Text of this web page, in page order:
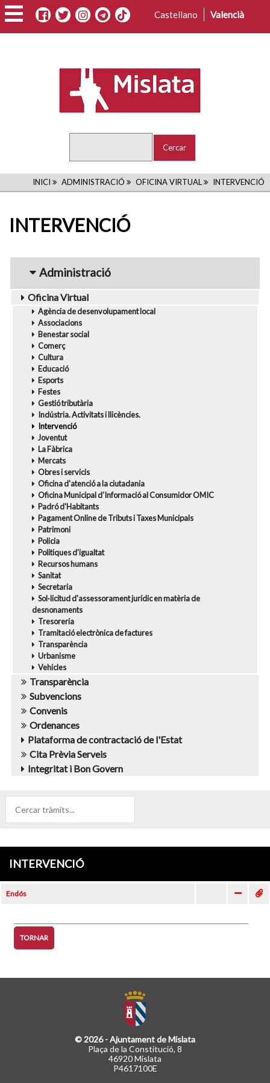
Vés
al
contingut
Castellano Valencià
FIL
INICI ADMINISTRACIÓ OFICINA VIRTUAL INTERVENCIÓ
INTERVENCIÓ
navigation1
Administració
Oficina Virtual
Agència de desenvolupament local
Associacions
Benestar social
Comerç
Cultura
Educació
Esports
Festes
Gestió tributària
Indústria. Activitats i llicències.
Intervenció
Joventut
La Fàbrica
Mercats
Obres i servicis
Oficina d'atenció a la ciutadania
Oficina Municipal d'Informació al Consumidor OMIC
Padró d'Habitants
Pagament Online de Tributs i Taxes Municipals
Patrimoni
Policia
Politiques d'igualtat
Recursos humans
Sanitat
Secretaria
Sol·licitud d'assessorament jurídic en matèria de
desnonaments
Tresoreria
Tramitació electrònica de factures
Transparència
Urbanisme
Vehicles
Transparència
Subvencions
Convenis
Ordenances
Plataforma de contractació de l'Estat
Cita Prèvia Serveis
Integritat i Bon Govern
INTERVENCIÓ
Endós
TORNAR
© 2026 - Ajuntament de Mislata
Plaça de la Constitució, 8
46920 Mislata
P4617100E